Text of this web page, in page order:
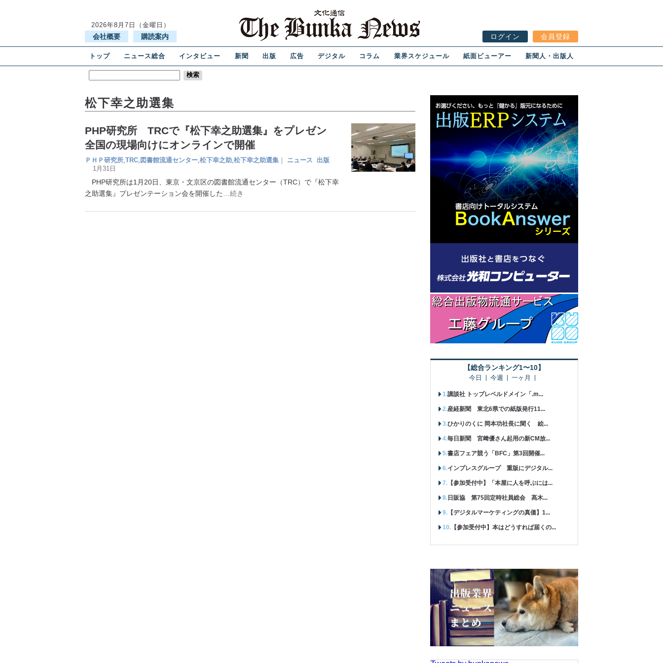
2026年8月7日（金曜日）
会社概要 購読案内 ログイン 会員登録
トップ ニュース総合 インタビュー 新聞 出版 広告 デジタル コラム 業界スケジュール 紙面ビューアー 新聞人・出版人
松下幸之助選集
PHP研究所 TRCで『松下幸之助選集』をプレゼン
全国の現場向けにオンラインで開催
ＰＨＰ研究所,TRC, 図書館流通センター,松下幸之助,松下幸之助選集 ｜ ニュース
出版
1月31日
PHP研究所は1月20日、東京・文京区の図書館流通センター（TRC）で『松下幸
之助選集』プレゼンテーション会を開催した
…続き
【総合ランキング1〜10】
今日 今週 一ヶ月
講談社 トップレベルドメイン「.m...
産経新聞 東北6県での紙版発行11...
ひかりのくに 岡本功社長に聞く 絵...
毎日新聞 宮﨑優さん起用の新CM放...
書店フェア競う「BFC」第3回開催...
インプレスグループ 重版にデジタル...
【参加受付中】「本屋に人を呼ぶには...
日販協 第75回定時社員総会 髙木...
【デジタルマーケティングの真価】1...
【参加受付中】本はどうすれば届くの...